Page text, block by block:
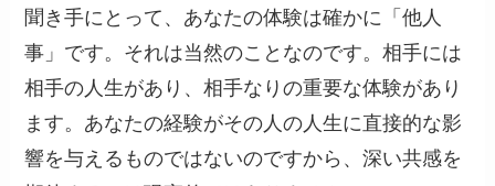
聞き手にとって、あなたの体験は確かに「他人
事」です。それは当然のことなのです。相手には
相手の人生があり、相手なりの重要な体験があり
ます。あなたの経験がその人の人生に直接的な影
響を与えるものではないのですから、深い共感を